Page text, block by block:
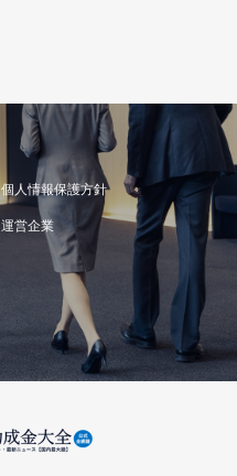
個人情報保護方針
運営企業